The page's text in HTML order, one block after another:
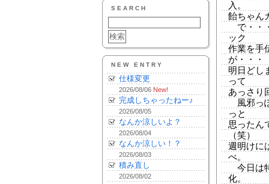
SEARCH
NEW ENTRY
仕様変更
2026/08/06 New!
完成しちゃったねー♪
2026/08/05
なんか涼しいよ？
2026/08/04
なんか涼しい！？
2026/08/03
積み直し
2026/08/02
入。
飴ちゃん
で・・
ック
作業を手
が・・・
明日どし
って
あっさり
風邪っ
っと
思ったん
（笑）
週明けに
べ。
今日は
化。